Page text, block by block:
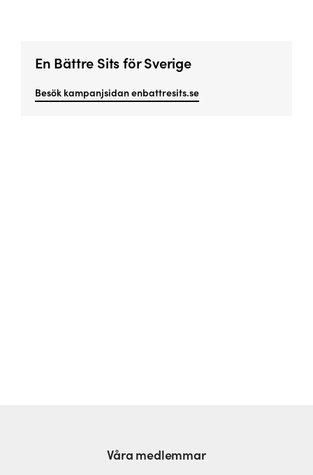
En Bättre Sits för Sverige
Besök kampanjsidan enbattresits.se
Våra medlemmar